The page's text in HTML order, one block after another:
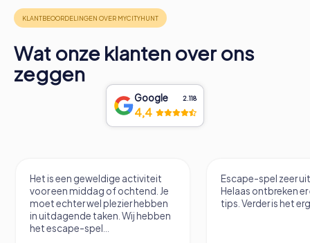
Wat onze klanten over ons
zeggen
Google 2.118
4,4
Het is een geweldige activiteit
voor een middag of ochtend. Je
moet echter wel plezier hebben
in uitdagende taken. Wij hebben
het escape-spel...
Escape-spel zeer
Helaas ontbreken er
tips. Verder is het